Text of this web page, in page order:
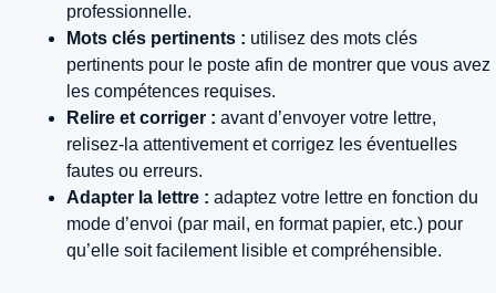
professionnelle.
Mots clés pertinents : utilisez des mots clés
pertinents pour le poste afin de montrer que vous avez
les compétences requises.
Relire et corriger : avant d’envoyer votre lettre,
relisez-la attentivement et corrigez les éventuelles
fautes ou erreurs.
Adapter la lettre : adaptez votre lettre en fonction du
mode d’envoi (par mail, en format papier, etc.) pour
qu’elle soit facilement lisible et compréhensible.